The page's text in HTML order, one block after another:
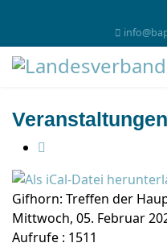
Veranstaltungen
Gifhorn: Treffen der
Mittwoch, 05. Februar
Aufrufe : 1511